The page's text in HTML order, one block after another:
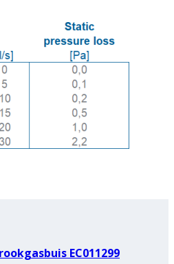
EC011299